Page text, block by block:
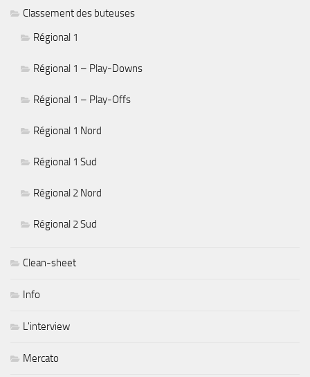
Classement des buteuses
Régional 1
Régional 1 – Play-Downs
Régional 1 – Play-Offs
Régional 1 Nord
Régional 1 Sud
Régional 2 Nord
Régional 2 Sud
Clean-sheet
Info
L'interview
Mercato